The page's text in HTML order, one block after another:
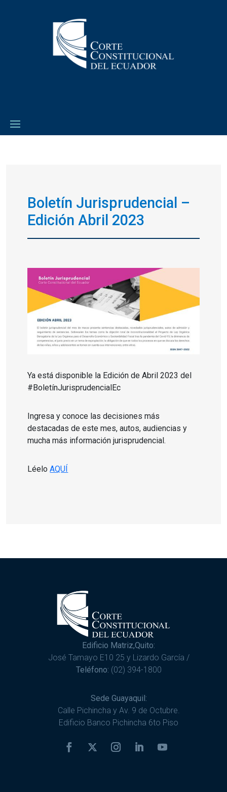
Boletín Jurisprudencial –
Edición Abril 2023
Ya está disponible la Edición de Abril 2023 del
#BoletínJurisprudencialEc
Ingresa y conoce las decisiones más
destacadas de este mes, autos, audiencias y
mucha más información jurisprudencial.
LéeloAQUÍ
Edificio Matriz,Quito:
José Tamayo E10 25 y Lizardo García /
Teléfono: (02) 394-1800
Sede Guayaquil:
Calle Pichincha y Av. 9 de Octubre.
Edificio Banco Pichincha 6to Piso